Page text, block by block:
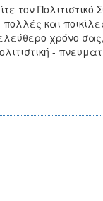
τον
και
χρόνο
-